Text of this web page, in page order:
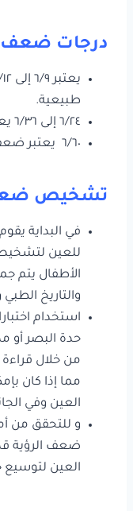
درجات ضعف
طبيعية.
٦/٢٤ إلى ٦/٣٦ يعتبر ضعف بصري متوسط.
٦/٦٠ يعتبر ضعف بصري شديد .
تشخيص
في البداية يقوم
للعين
الأطفال يتم
والتاريخ
استخدام
حدة البصر أو
من خلال قراءة
مما إذا كان
العين وفي
و للتحقق من
ضعف الرؤية
العين لتوسيع